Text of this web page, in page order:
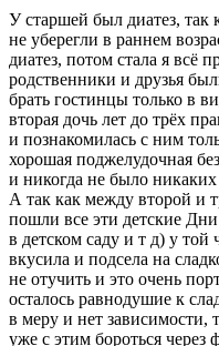
У старшей был диатез, так
не уберегли в раннем
диатез, потом стала я всё
родственники и друзья
брать гостинцы только в
вторая дочь лет до трёх
и познакомилась с ним
хорошая поджелудочная
и никогда не было
А так как между второй и
пошли все эти детские
в детском саду и т д) у
вкусила и подсела на
не отучить и это очень
осталось равнодушие к
в меру и нет зависимости,
уже с этим бороться через